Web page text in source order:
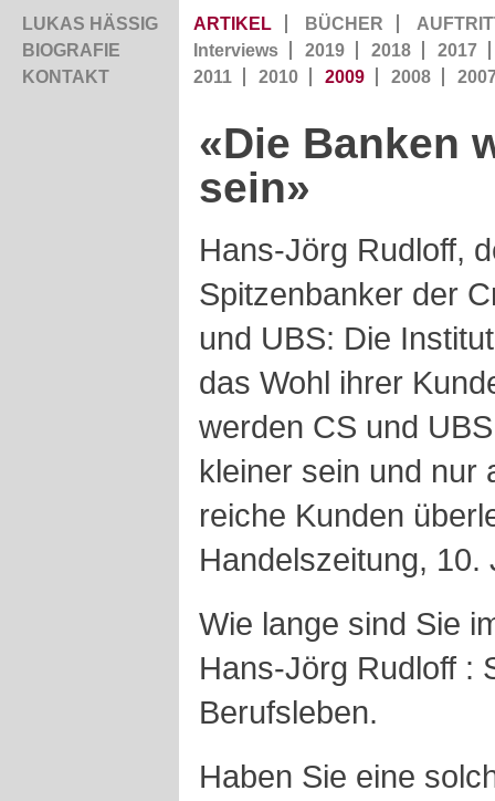
LUKAS HÄSSIG
BIOGRAFIE
KONTAKT
ARTIKEL BÜCHER
Interviews
2019 2018
2017
2011
2010 2009 2008
«Die Banken
sein»
Hans-Jörg Rudloff,
Spitzenbanker der
und UBS: Die
das Wohl ihrer
werden CS und
kleiner sein und nur
reiche Kunden
Handelszeitung, 10.
Wie lange sind Sie
Hans-Jörg Rudloff :
Berufsleben.
Haben Sie eine